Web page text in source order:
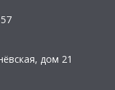
дом 21